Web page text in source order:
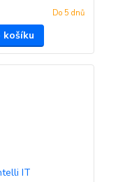
Do 5 dnů
košíku